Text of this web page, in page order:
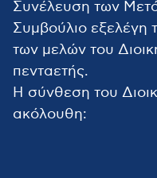
Συνέλευση των
Συμβούλιο εξελέγη
των μελών του
πενταετής.
Η σύνθεση του
ακόλουθη: